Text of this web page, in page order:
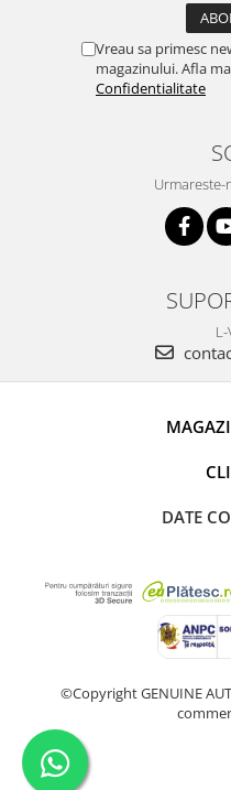
Vreau sa primesc
magazinului. Afla
Confidentialitate
Urmareste-
DATE
©Copyright GENUINE